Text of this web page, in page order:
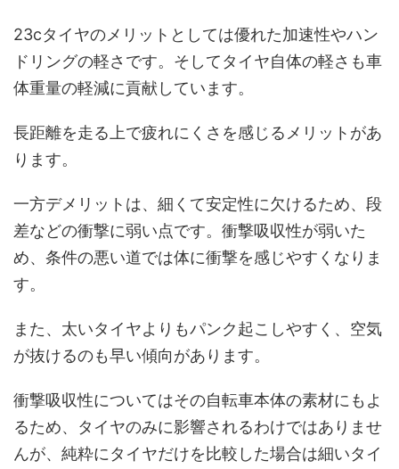
23cタイヤのメリットとしては優れた加速性やハン
ドリングの軽さです。そしてタイヤ自体の軽さも車
体重量の軽減に貢献しています。
長距離を走る上で疲れにくさを感じるメリットがあ
ります。
一方デメリットは、細くて安定性に欠けるため、段
差などの衝撃に弱い点です。衝撃吸収性が弱いた
め、条件の悪い道では体に衝撃を感じやすくなりま
す。
また、太いタイヤよりもパンク起こしやすく、空気
が抜けるのも早い傾向があります。
衝撃吸収性についてはその自転車本体の素材にもよ
るため、タイヤのみに影響されるわけではありませ
んが、純粋にタイヤだけを比較した場合は細いタイ